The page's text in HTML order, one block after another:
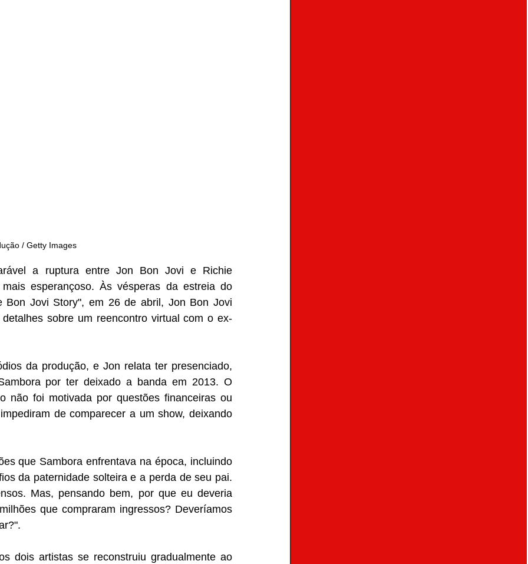
/ Getty Images
a ruptura entre Jon Bon Jovi e Richie
esperançoso. Às vésperas da estreia do
Bon Jovi Story", em 26 de abril, Jon Bon Jovi
sobre um reencontro virtual com o ex-
da produção, e Jon relata ter presenciado,
por ter deixado a banda em 2013. O
não foi motivada por questões financeiras ou
de comparecer a um show, deixando
que Sambora enfrentava na época, incluindo
da paternidade solteira e a perda de seu pai.
Mas, pensando bem, por que eu deveria
que compraram ingressos? Deveríamos
dois artistas se reconstruiu gradualmente ao